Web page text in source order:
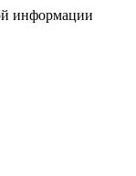
информации